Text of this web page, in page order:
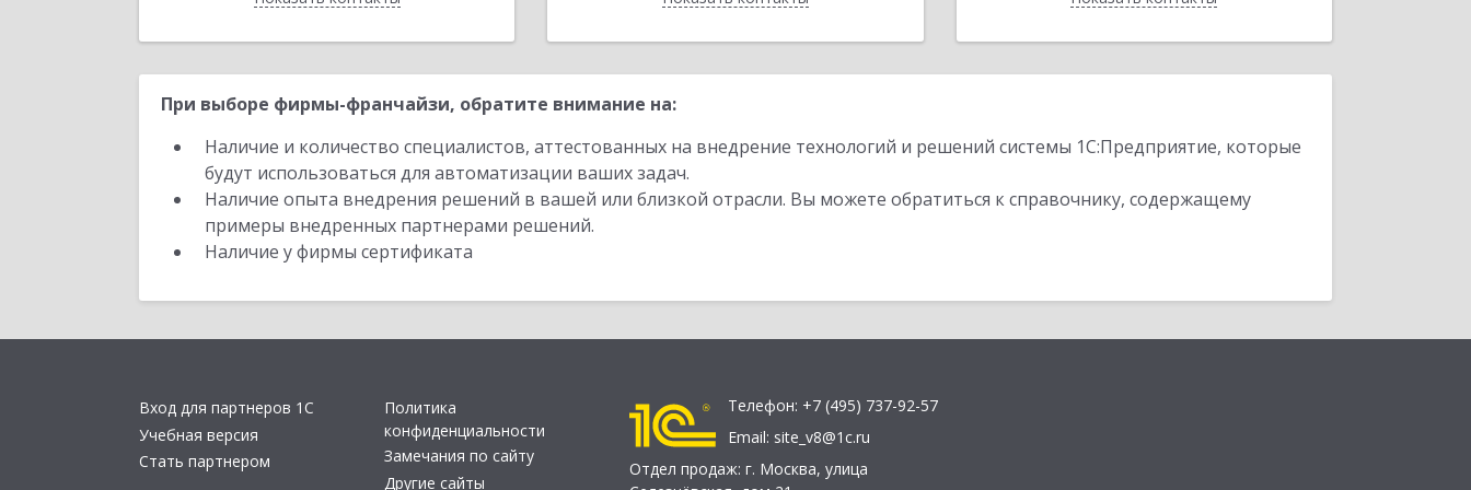
При выборе фирмы-франчайзи, обратите внимание на:
Наличие и количество специалистов, аттестованных на внедрение технологий и решений системы 1С:Предприятие, которые
будут использоваться для автоматизации ваших задач.
Наличие опыта внедрения решений в вашей или близкой отрасли. Вы можете обратиться к справочнику, содержащему
примеры внедренных партнерами решений.
Наличие у фирмы сертификата
Вход для партнеров 1С
Учебная версия
Стать партнером
Политика
конфиденциальности
Замечания по сайту
Другие сайты
Телефон: +7 (495) 737-92-57
Email: site_v8@1c.ru
Отдел продаж: г. Москва, улица